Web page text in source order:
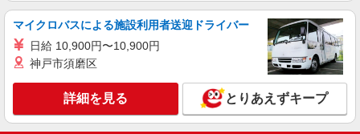
マイクロバスによる施設利用者送迎ドライバー
日給 10,900円〜10,900円
神戸市須磨区
詳細を見る とりあえずキープ